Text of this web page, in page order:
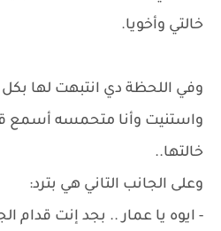
خالتي وأخويا.
وفي اللحظة دي انتبهت لها
واستنيت وأنا متحمسه أسمع
خالتها..
وعلى الجانب التاني هي بترد:
- ايوه يا عمار .. بجد إنت قدام